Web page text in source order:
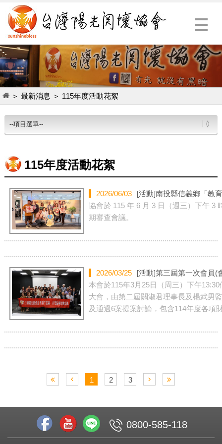
Menu
＞ 最新消息 ＞ 115年度活動花絮
115年度活動花絮
2026/06/03 [活動]南投縣信義鄉「教
協會於 115 年 6 月 3 日（週三）下午 3
期審查會議。
2026/03/25 [活動]第三屆第一次會員(
本會於115年3月25日（周三）下午
大會，由第二屆關淑君理事長及楊武男
及通過6案提案討論，包含114年度各項
1 2 3
0800-585-118